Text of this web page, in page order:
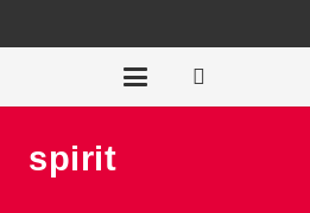
spirit